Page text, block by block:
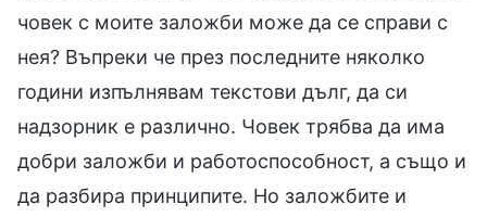
човек с моите заложби може да се справи с
нея? Въпреки че през последните няколко
години изпълнявам текстови дълг, да си
надзорник е различно. Човек трябва да има
добри заложби и работоспособност, а също и
да разбира принципите. Но заложбите и